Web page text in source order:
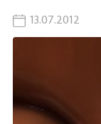
13.07.2012